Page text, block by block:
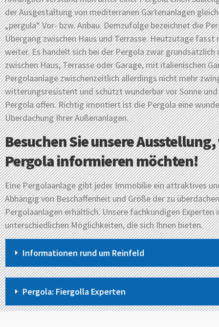
der Ausgestaltung von mediterranen Gartenanlagen
„pergula“ Vor- bzw. Anbau. Demzufolge bezeichnet die
Übergang zwischen Haus und Terrasse. Heutzutage
weiter. Es handelt sich bei der Pergola zwar grundsätzlich
zwischen Haus, Terrasse oder Garage, mit italienischen
Pergolaanlage zwischenzeitlich allerdings nicht mehr
witterungsresistent und schützt wunderbar vor Sonne
Pergola offen. Richtig imontiert ist die Pergola eine
Überdachung Ihrer Außenanlagen.
Besuchen Sie unsere
Pergola informieren möchten!
Eine Pergolaanlage gibt jeder Immobilie ein attraktives
Abhängig von Beschaffenheit und Größe der zu
Pergolaanlagen erhältlich. Unsere fachkundigen Experten
unterschiedlichen Möglichkeiten, die sich Ihnen bieten.
Informationen rund um Reinfeld
Pergola: Fiergolla Experten